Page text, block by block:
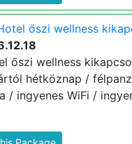
őszi wellness
őszi wellness
hétköznap /
/ ingyenes WiFi /